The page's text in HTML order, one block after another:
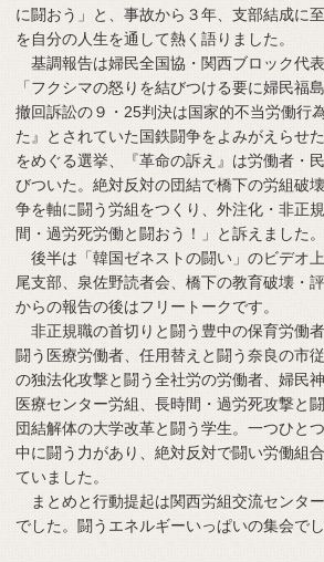
に闘おう」と、事故から３年、支部結成に
を自分の人生を通して熱く語りました。
基調報告は婦民全国協・関西ブロック代表
「フクシマの怒りを結びつける要に婦民福
撤回訴訟の９・25判決は国家的不当労働行
た』とされていた国鉄闘争をよみがえらせ
をめぐる選挙、『革命の訴え』は労働者・
びついた。絶対反対の団結で橋下の労組破
争を軸に闘う労組をつくり、外注化・非正
間・過労死労働と闘おう！」と訴えました。
後半は「韓国ゼネストの闘い」のビデオ
尾支部、泉佐野読者会、橋下の教育破壊・
からの報告の後はフリートークです。
非正規職の首切りと闘う豊中の保育労働
闘う医療労働者、任用替えと闘う奈良の市
の独法化攻撃と闘う全社労の労働者、婦民
医療センター労組、長時間・過労死攻撃と
団結解体の大学改革と闘う学生。一つひと
中に闘う力があり、絶対反対で闘い労働組
ていました。
まとめと行動提起は関西労組交流センタ
でした。闘うエネルギーいっぱいの集会でし